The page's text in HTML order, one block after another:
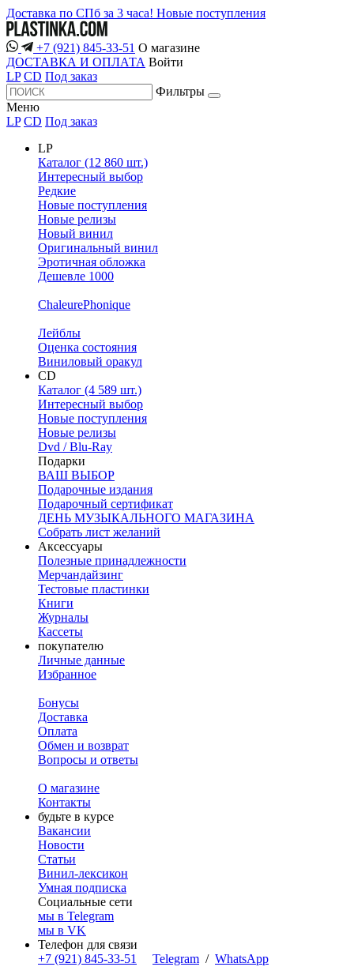
Доставка по СПб за 3 часа! Новые поступления
+7 (921) 845-33-51 О магазине
ДОСТАВКА И ОПЛАТА Войти
LP CD Под заказ
Фильтры
Меню
LP CD Под заказ
LP
Каталог (12 860 шт.)
Интересный выбор
Редкие
Новые поступления
Новые релизы
Новый винил
Оригинальный винил
Эротичная обложка
Дешевле 1000
ChaleurePhonique
Лейблы
Оценка состояния
Виниловый оракул
CD
Каталог (4 589 шт.)
Интересный выбор
Новые поступления
Новые релизы
Dvd / Blu-Ray
Подарки
ВАШ ВЫБОР
Подарочные издания
Подарочный сертификат
ДЕНЬ МУЗЫКАЛЬНОГО МАГАЗИНА
Собрать лист желаний
Аксессуары
Полезные принадлежности
Мерчандайзинг
Тестовые пластинки
Книги
Журналы
Кассеты
покупателю
Личные данные
Избранное
Бонусы
Доставка
Оплата
Обмен и возврат
Вопросы и ответы
О магазине
Контакты
будьте в курсе
Вакансии
Новости
Статьи
Винил-лексикон
Умная подписка
Социальные сети
мы в Telegram
мы в VK
Телефон для связи
+7 (921) 845-33-51
Telegram / WhatsApp